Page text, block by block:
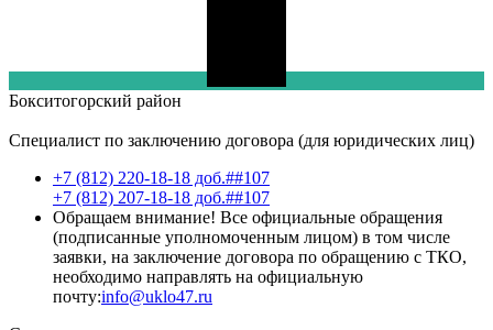
Бокситогорский район
Специалист по заключению договора (для юридических лиц)
+7 (812) 220-18-18 доб.##107
+7 (812) 207-18-18 доб.##107
Обращаем внимание! Все официальные обращения
(подписанные уполномоченным лицом) в том числе
заявки, на заключение договора по обращению с ТКО,
необходимо направлять на официальную
почту:info@uklo47.ru